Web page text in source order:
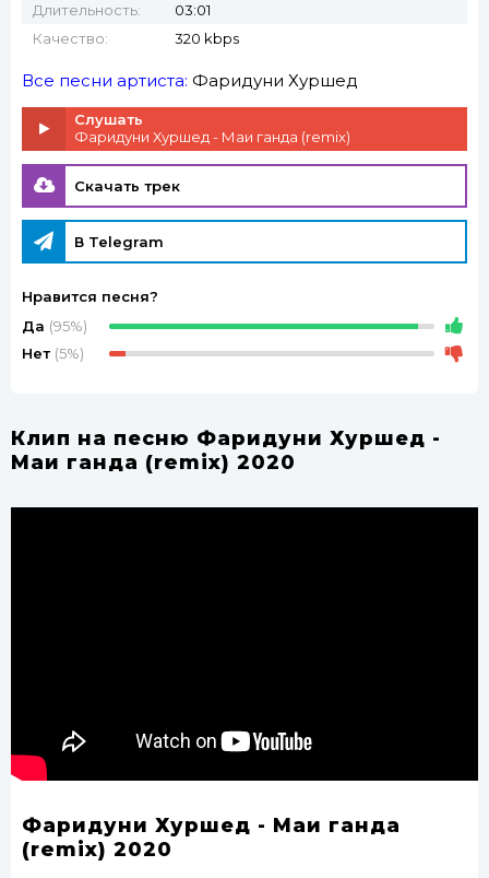
Длительность:
03:01
Качество:
320 kbps
Все песни артиста: Фаридуни Хуршед
Слушать
Фаридуни Хуршед - Маи ганда (remix)
Скачать трек
В Telegram
Нравится песня?
Да (95%)
Нет (5%)
Клип на песню Фаридуни Хуршед -
Маи ганда (remix) 2020
Фаридуни Хуршед - Маи ганда
(remix) 2020